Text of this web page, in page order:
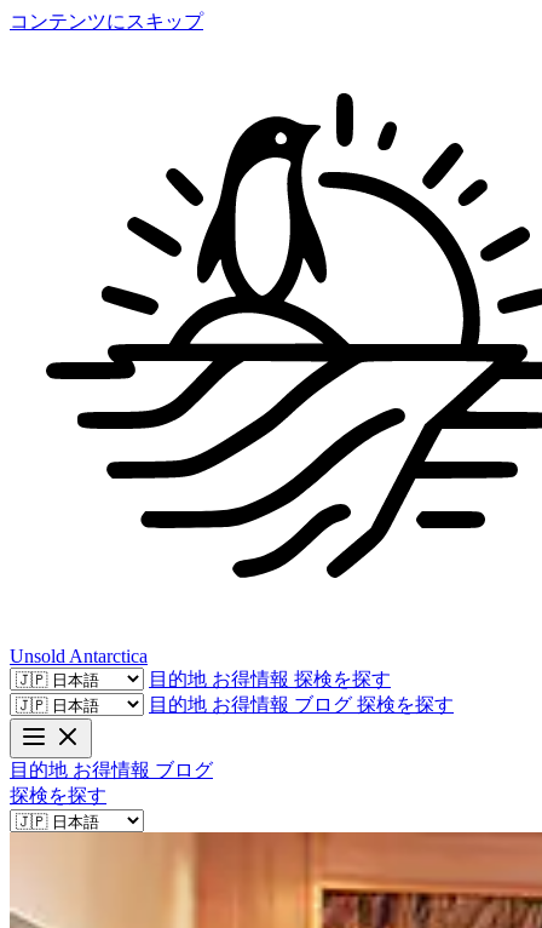
コンテンツにスキップ
Unsold Antarctica
目的地 お得情報 探検を探す
目的地 お得情報 ブログ 探検を探す
目的地 お得情報 ブログ
探検を探す